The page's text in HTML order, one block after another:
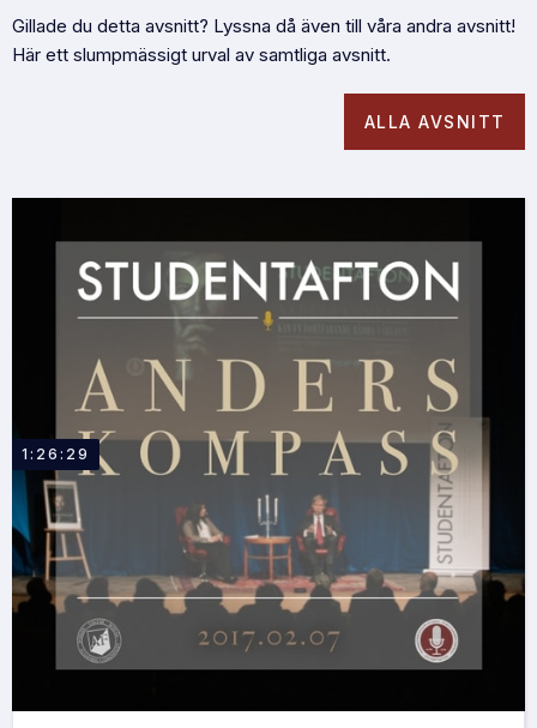
Gillade du detta avsnitt? Lyssna då även till våra andra avsnitt!
Här ett slumpmässigt urval av samtliga avsnitt.
ALLA AVSNITT
1:26:29